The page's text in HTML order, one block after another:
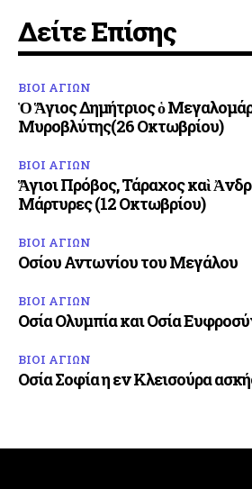
Δείτε Επίσης
ΒΙΟΙ ΑΓΙΩΝ
Ὁ Ἅγιος Δημήτριος ὁ
Μυροβλύτης(26 Οκτωβρίου)
ΒΙΟΙ ΑΓΙΩΝ
Ἅγιοι Πρόβος, Τάραχος καὶ
Μάρτυρες (12 Οκτωβρίου)
ΒΙΟΙ ΑΓΙΩΝ
Οσίου Αντωνίου του Μεγάλου
ΒΙΟΙ ΑΓΙΩΝ
Οσία Ολυμπία και Οσία
ΒΙΟΙ ΑΓΙΩΝ
Οσία Σοφία η εν Κλεισούρα